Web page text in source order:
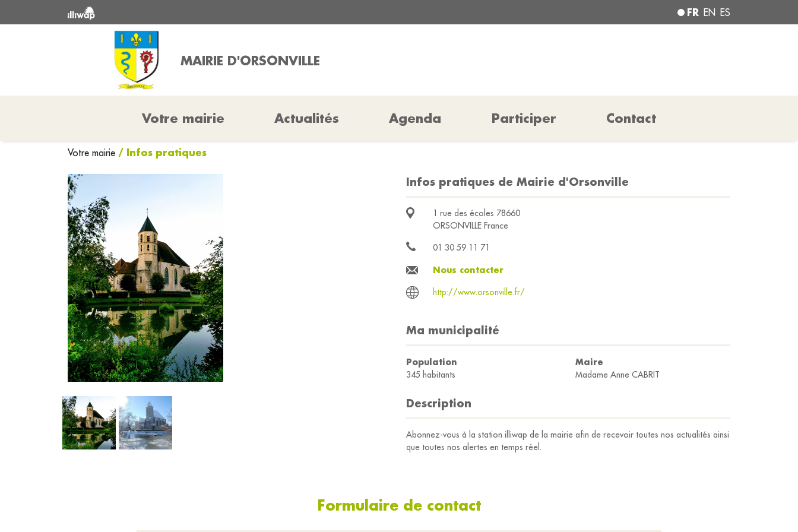
FR EN ES
MAIRIE D'ORSONVILLE
Votre mairie Actualités Agenda Participer Contact
Votre mairie / Infos pratiques
Infos pratiques de Mairie d'Orsonville
1 rue des écoles 78660
ORSONVILLE France
01 30 59 11 71
Nous contacter
http://www.orsonville.fr/
Ma municipalité
Population
345 habitants
Maire
Madame Anne CABRIT
Description
Abonnez-vous à la station illiwap de la mairie afin de recevoir toutes nos actualités ainsi
que toutes nos alertes en temps réel.
Formulaire de contact